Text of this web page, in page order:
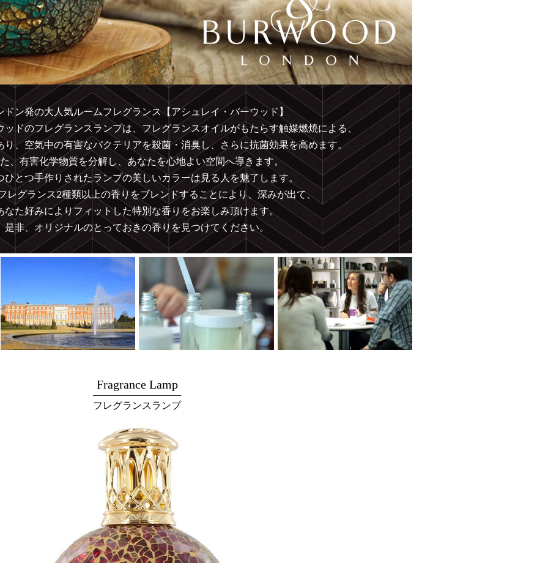
ドン発の大人気ルームフレグランス【アシュレイ・バーウッド】
ッドのフレグランスランプは、フレグランスオイルがもたらす触媒燃焼による、
り、空気中の有害なバクテリアを殺菌・消臭し、さらに抗菌効果を高めます。
、有害化学物質を分解し、あなたを心地よい空間へ導きます。
ひとつ手作りされたランプの美しいカラーは見る人を魅了します。
レグランス2種類以上の香りをブレンドすることにより、深みが出て、
なた好みによりフィットした特別な香りをお楽しみ頂けます。
是非、オリジナルのとっておきの香りを見つけてください。
Fragrance Lamp
フレグランスランプ